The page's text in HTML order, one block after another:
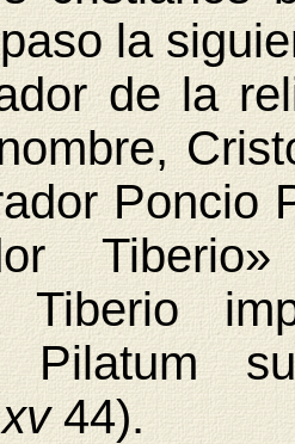
la
de la
Poncio
Tiberio
Pilatum
xv44).